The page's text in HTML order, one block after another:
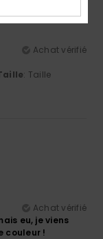
Achat vérifié
: Taille
Achat vérifié
eu, je viens
couleur !